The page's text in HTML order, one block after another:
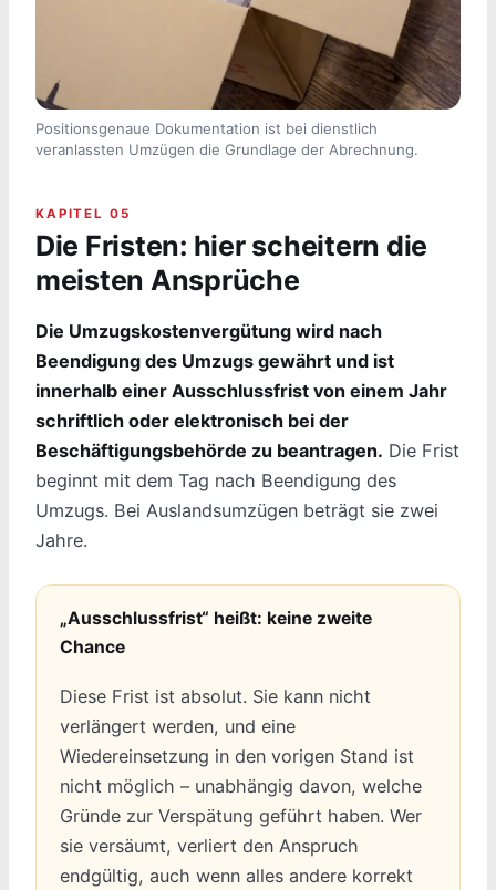
Positionsgenaue Dokumentation ist bei dienstlich
veranlassten Umzügen die Grundlage der Abrechnung.
KAPITEL 05
Die Fristen: hier scheitern die
meisten Ansprüche
Die Umzugskostenvergütung wird nach
Beendigung des Umzugs gewährt und ist
innerhalb einer Ausschlussfrist von einem Jahr
schriftlich oder elektronisch bei der
Beschäftigungsbehörde zu beantragen. Die Frist
beginnt mit dem Tag nach Beendigung des
Umzugs. Bei Auslandsumzügen beträgt sie zwei
Jahre.
„Ausschlussfrist“ heißt: keine zweite
Chance
Diese Frist ist absolut. Sie kann nicht
verlängert werden, und eine
Wiedereinsetzung in den vorigen Stand ist
nicht möglich – unabhängig davon, welche
Gründe zur Verspätung geführt haben. Wer
sie versäumt, verliert den Anspruch
endgültig, auch wenn alles andere korrekt